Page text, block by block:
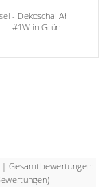
als
heran.
- Dekoschal Abbie
#1W in Grün
| Gesamtbewertungen: